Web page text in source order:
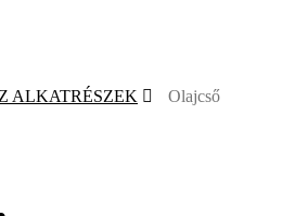
ALKATRÉSZEK
Olajcső